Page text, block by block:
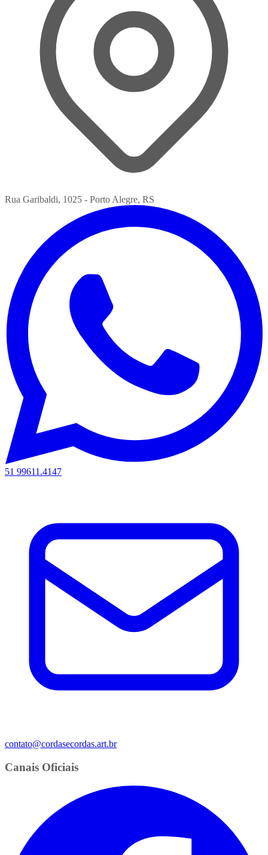
Rua Garibaldi, 1025 - Porto Alegre, RS
51 99611.4147
contato@cordasecordas.art.br
Canais Oficiais